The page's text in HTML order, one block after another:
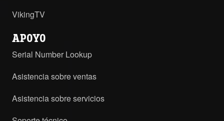
VikingTV
APOYO
Serial Number Lookup
Asistencia sobre ventas
Asistencia sobre servicios